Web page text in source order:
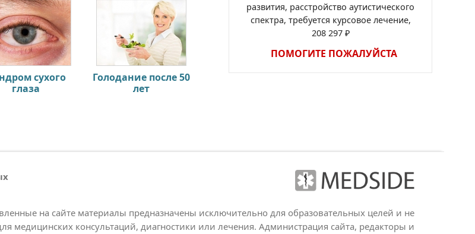
сухого
глаза
Голодание после 50
лет
развития, расстройство аутистического
спектра, требуется курсовое лечение,
208 297 ₽
ПОМОГИТЕ ПОЖАЛУЙСТА
на сайте материалы предназначены исключительно для образовательных целей и не
медицинских консультаций, диагностики или лечения. Администрация сайта, редакторы и